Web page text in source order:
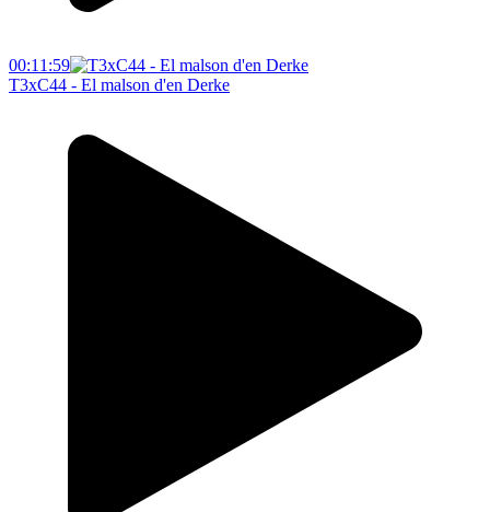
00:11:59
T3xC44 - El malson d'en Derke